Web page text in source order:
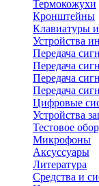
Термокожухи
Кронштейны
Клавиатуры
Устройства
Передача
Передача
Передача
Передача
Цифровые
Устройства
Тестовое
Микрофоны
Аксуссуары
Литература
Средства и